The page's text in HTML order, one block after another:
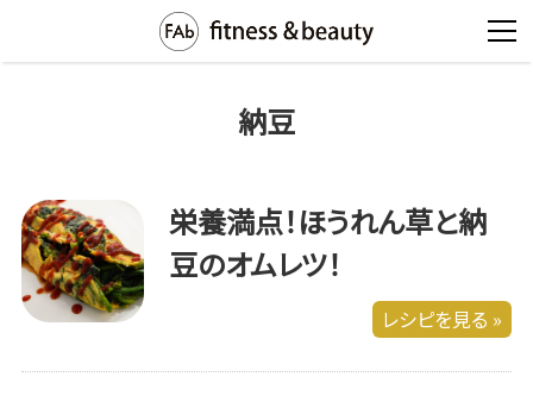
納豆
栄養満点！ほうれん草と納
豆のオムレツ！
レシピを見る »